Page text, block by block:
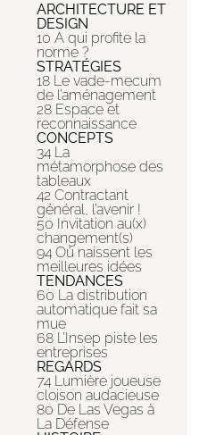
ARCHITECTURE ET
DESIGN
10 A qui profite la
norme ?
STRATÉGIES
18 Le vade-mecum
de l’aménagement
28 Espace et
reconnaissance
CONCEPTS
34 La
métamorphose des
tableaux
42 Contractant
général, l’avenir !
50 Invitation au(x)
changement(s)
94 Où naissent les
meilleures idées
TENDANCES
60 La distribution
automatique fait sa
mue
68 L’Insep piste les
entreprises
REGARDS
74 Lumière joueuse
cloison audacieuse
80 De Las Vegas à
La Défense